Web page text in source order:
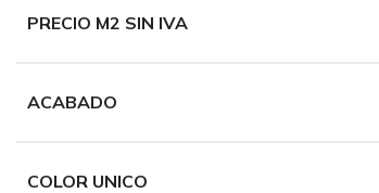
PRECIO M2 SIN IVA
ACABADO
COLOR UNICO